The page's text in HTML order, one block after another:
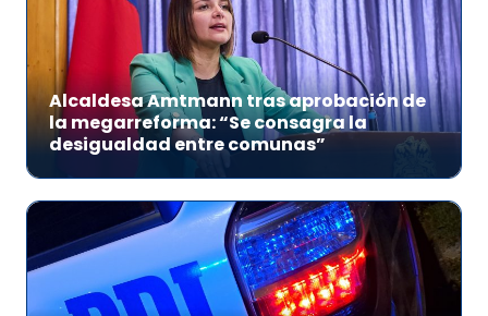
Alcaldesa Amtmann tras aprobación de
la megarreforma: “Se consagra la
desigualdad entre comunas”